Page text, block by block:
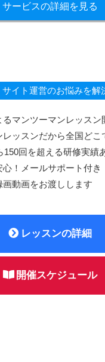
サービスの詳細を見る
イト運営のお悩みを解
マンツーマンレッスン
レッスンだから全国ど
150回を超える研修実績
心！メールサポート付き
画動画をお渡しします
レッスンの詳細
開催スケジュール